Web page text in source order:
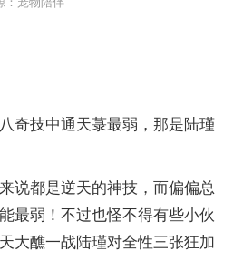
奇技中通天菉最弱，那是陆瑾
说都是逆天的神技，而偏偏总
最弱！不过也怪不得有些小伙
大醮一战陆瑾对全性三张狂加